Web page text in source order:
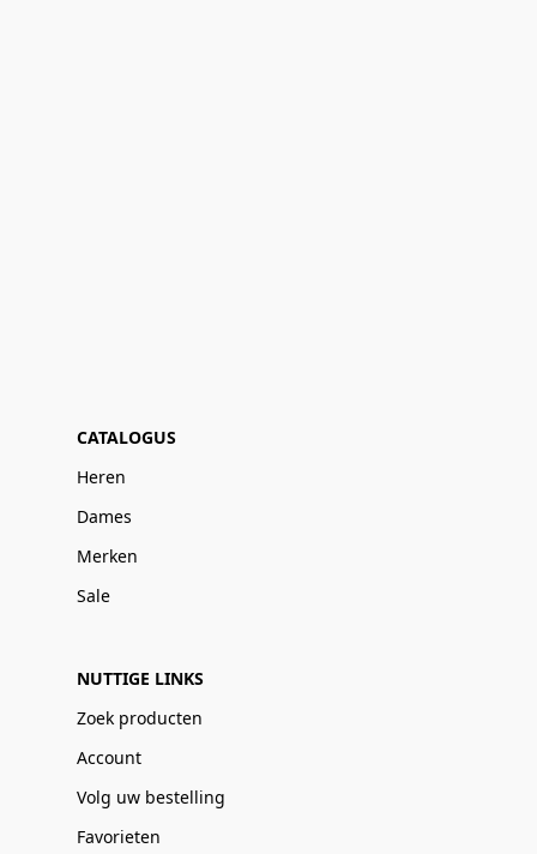
CATALOGUS
Heren
Dames
Merken
Sale
NUTTIGE LINKS
Zoek producten
Account
Volg uw bestelling
Favorieten